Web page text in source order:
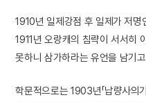
1910년 일제강점 후 일제가 저
1911년 오랑캐의 침략이 서서히
못하니 삼가하라는 유언을 남기
학문적으로는 1903년「납량사의